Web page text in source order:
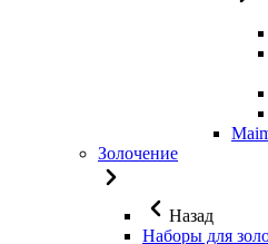
Золочение
Назад
Наборы для